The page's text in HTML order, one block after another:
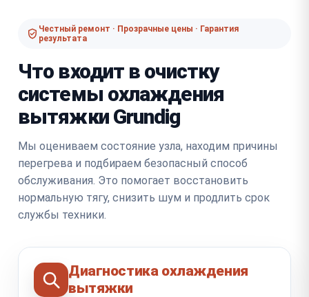
Честный ремонт · Прозрачные цены · Гарантия
результата
Что входит в очистку
системы охлаждения
вытяжки Grundig
Мы оцениваем состояние узла, находим причины
перегрева и подбираем безопасный способ
обслуживания. Это помогает восстановить
нормальную тягу, снизить шум и продлить срок
службы техники.
Диагностика охлаждения
вытяжки